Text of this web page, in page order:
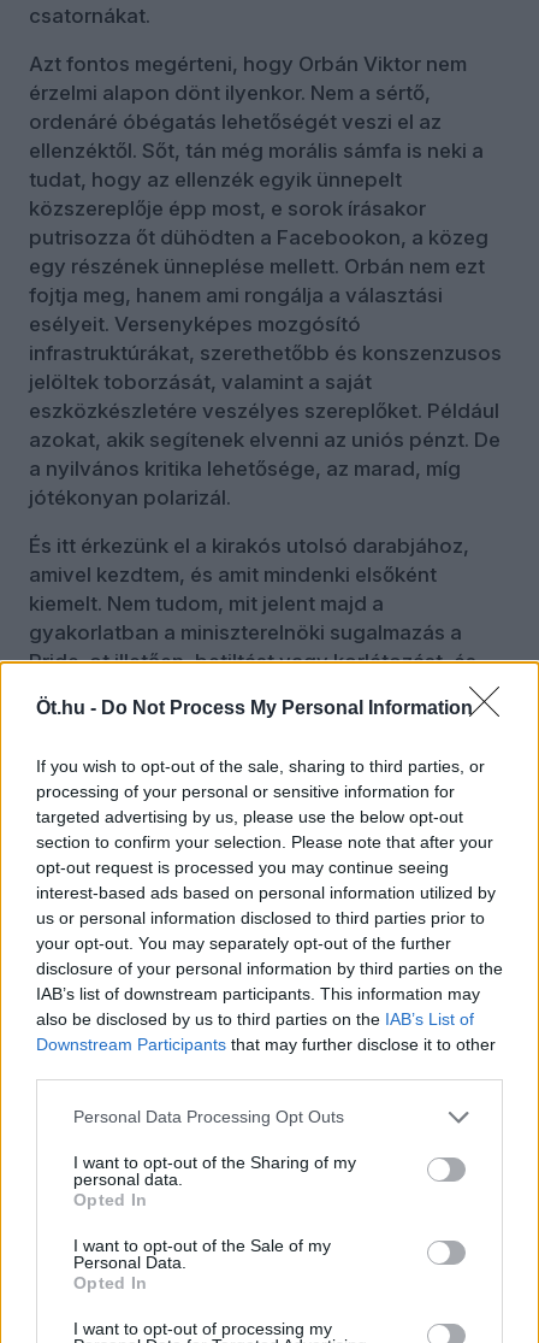
Öt.hu - Do Not Process My Personal Information
If you wish to opt-out of the sale, sharing to third parties, or
processing of your personal or sensitive information for
targeted advertising by us, please use the below opt-out
section to confirm your selection. Please note that after your
opt-out request is processed you may continue seeing
interest-based ads based on personal information utilized by
us or personal information disclosed to third parties prior to
your opt-out. You may separately opt-out of the further
disclosure of your personal information by third parties on the
IAB’s list of downstream participants. This information may
also be disclosed by us to third parties on the IAB’s List of
Downstream Participants that may further disclose it to other
Personal Data Processing Opt Outs
I want to opt-out of the Sharing of my
personal data.
Opted In
I want to opt-out of the Sale of my
Personal Data.
Opted In
I want to opt-out of processing my
csatornákat.
Azt fontos megérteni, hogy Orbán Viktor nem
érzelmi alapon dönt ilyenkor. Nem a sértő,
ordenáré óbégatás lehetőségét veszi el az
ellenzéktől. Sőt, tán még morális sámfa is neki a
tudat, hogy az ellenzék egyik ünnepelt
közszereplője épp most, e sorok írásakor
putrisozza őt dühödten a Facebookon, a közeg
egy részének ünneplése mellett. Orbán nem ezt
fojtja meg, hanem ami rongálja a választási
esélyeit. Versenyképes mozgósító
infrastruktúrákat, szerethetőbb és konszenzusos
jelöltek toborzását, valamint a saját
eszközkészletére veszélyes szereplőket. Például
azokat, akik segítenek elvenni az uniós pénzt. De
a nyilvános kritika lehetősége, az marad, míg
jótékonyan polarizál.
És itt érkezünk el a kirakós utolsó darabjához,
amivel kezdtem, és amit mindenki elsőként
kiemelt. Nem tudom, mit jelent majd a
gyakorlatban a miniszterelnöki sugalmazás a
Pride-ot illetően, betiltást vagy korlátozást, és
miként akarja megvalósítani. Azt tudom, hogy a
hatalom aranytartaléka az átcsábítható Mi
MIÉP-esek”, majd a Jobbikról lehasadók), akit
ezzel a homofób gesztussal igyekeznének
megfogni. És pláne tudom, hogy Orbán olyan
törésvonalakat keres, amelyek egyik oldalán ott
az ő intakt relatív többsége, a másik felén meg
valami szétesett, identitászavaros ellenzéktrutyi.
És itt nem szeretnék finomkodni:
Az a kiábrándult fideszes, aki miatt nem szabad
kiállni a Pride mellett, az valójában nem is
ábrándult ki a Fidesz politikájából, csak ott nem
találta meg a számítását.
Orbán Viktor pontosan azt szeretné, hogy az ő
álláspontját lehessen büszkén hangoztatni és
közkeletűnek titulálni, mondván, még a „rendes-
vonuljanak az Andrássyn, hanem éjjel csússzanak
le a brüsszeli ereszen. Azt szeretné, hogy
nyilvánosságukat, hogy „ezt most ne erőltessük”,